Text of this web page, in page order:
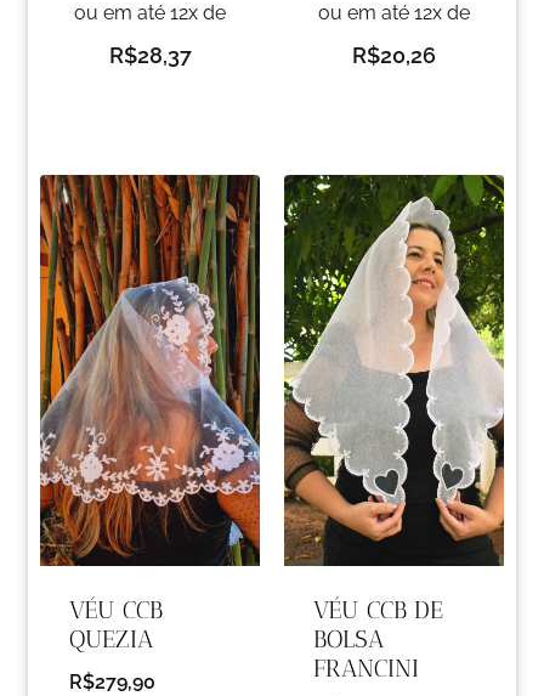
ou em até 12x de
R$28,37
ou em até 12x de
R$20,26
VÉU CCB
QUEZIA
R$279,90
VÉU CCB DE
BOLSA
FRANCINI